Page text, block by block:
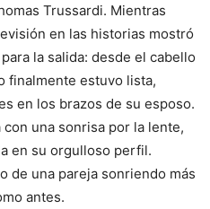
Trussardi. Mientras
en las historias mostró
la salida: desde el cabello
finalmente estuvo lista,
en los brazos de su esposo.
una sonrisa por la lente,
en su orgulloso perfil.
de una pareja sonriendo más
antes.